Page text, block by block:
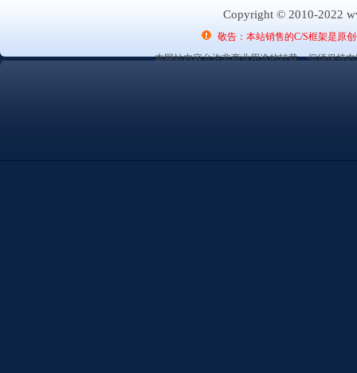
Copyright © 2010-2022
敬告：本站销售的C/S框架是原
本网站内容允许非商业用途的转载，但须保持